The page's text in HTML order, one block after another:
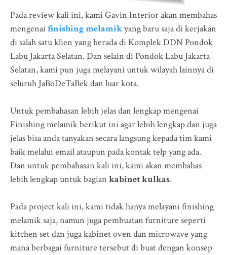
Pada review kali ini, kami Gavin Interior akan membahas
mengenaifinishing melamikyang baru saja di kerjakan
di salah satu klien yang berada di Komplek DDN Pondok
Labu Jakarta Selatan. Dan selain di Pondok Labu Jakarta
Selatan, kami pun juga melayani untuk wilayah lainnya di
seluruh JaBoDeTaBek dan luar kota.
Untuk pembahasan lebih jelas dan lengkap mengenai
Finishing melamik berikut ini agar lebih lengkap dan juga
jelas bisa anda tanyakan secara langsung kepada tim kami
baik melalui email ataupun pada kontak telp yang ada.
Dan untuk pembahasan kali ini, kami akan membahas
lebih lengkap untuk bagian kabinet kulkas.
Pada project kali ini, kami tidak hanya melayani finishing
melamik saja, namun juga pembuatan furniture seperti
kitchen set dan juga kabinet oven dan microwave yang
mana berbagai furniture tersebut di buat dengan konsep